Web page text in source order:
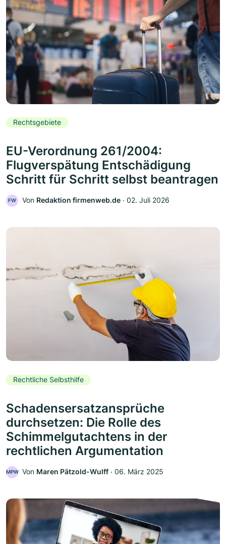
Rechtsgebiete
EU-Verordnung 261/2004:
Flugverspätung Entschädigung
Schritt für Schritt selbst beantragen
FW Von Redaktion firmenweb.de ‧ 02. Juli 2026
Rechtliche Selbsthilfe
Schadensersatzansprüche
durchsetzen: Die Rolle des
Schimmelgutachtens in der
rechtlichen Argumentation
MPW Von Maren Pätzold-Wulff ‧ 06. März 2025